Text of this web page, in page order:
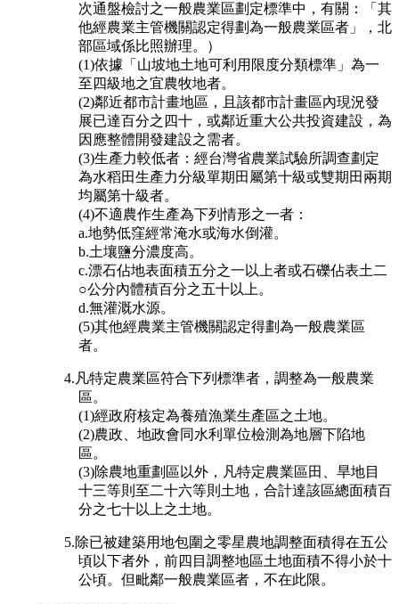
次通盤檢討之一般農業區劃定標準中，有關：「其
他經農業主管機關認定得劃為一般農業區者」，北
部區域係比照辦理。）
(1)依據「山坡地土地可利用限度分類標準」為一
至四級地之宜農牧地者。
(2)鄰近都市計畫地區，且該都市計畫區內現況發
展已達百分之四十，或鄰近重大公共投資建設，為
因應整體開發建設之需者。
(3)生產力較低者：經台灣省農業試驗所調查劃定
為水稻田生產力分級單期田屬第十級或雙期田兩期
均屬第十級者。
(4)不適農作生產為下列情形之一者：
a.地勢低窪經常淹水或海水倒灌。
b.土壤鹽分濃度高。
c.漂石佔地表面積五分之一以上者或石礫佔表土二
○公分內體積百分之五十以上。
d.無灌溉水源。
(5)其他經農業主管機關認定得劃為一般農業區
者。
4.凡特定農業區符合下列標準者，調整為一般農業
區。
(1)經政府核定為養殖漁業生產區之土地。
(2)農政、地政會同水利單位檢測為地層下陷地
區。
(3)除農地重劃區以外，凡特定農業區田、旱地目
十三等則至二十六等則土地，合計達該區總面積百
分之七十以上之土地。
5.除已被建築用地包圍之零星農地調整面積得在五公
頃以下者外，前四目調整地區土地面積不得小於十
公頃。但毗鄰一般農業區者，不在此限。